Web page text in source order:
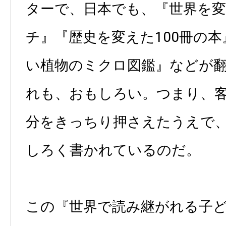
ターで、日本でも、『世界を
チ』『歴史を変えた100冊の
い植物のミクロ図鑑』などが
れも、おもしろい。つまり、
分をきっちり押さえたうえで
しろく書かれているのだ。
この『世界で読み継がれる子